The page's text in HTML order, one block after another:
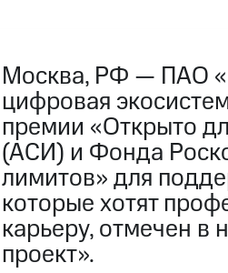
Москва, РФ — ПАО
цифровая
премии «Открыто
(АСИ) и Фонда
лимитов» для
которые хотят
карьеру, отмечен
проект».